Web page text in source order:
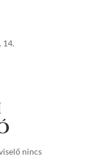
14.
nincs